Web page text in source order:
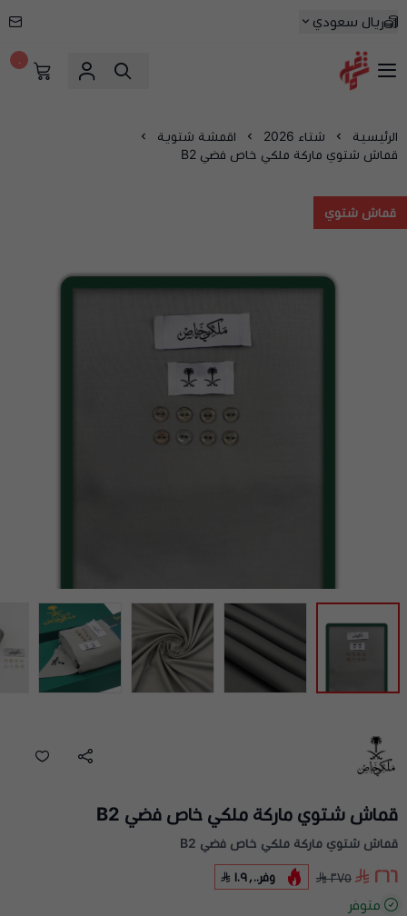
ريال سعودي
شماغ شوب | أفضل متجر شماغ في السعودية
الرئيسية شتاء 2026
اقمشة شتوية
قماش شتوي ماركة ملكي خاص فضي B2
قماش شتوي
قماش شتوي ماركة ملكي خاص فضي B2
قماش شتوي ماركة ملكي خاص فضي B2
٢٦٦ ٣٧٥ وفر ١٠٩٫٠٠
متوفر